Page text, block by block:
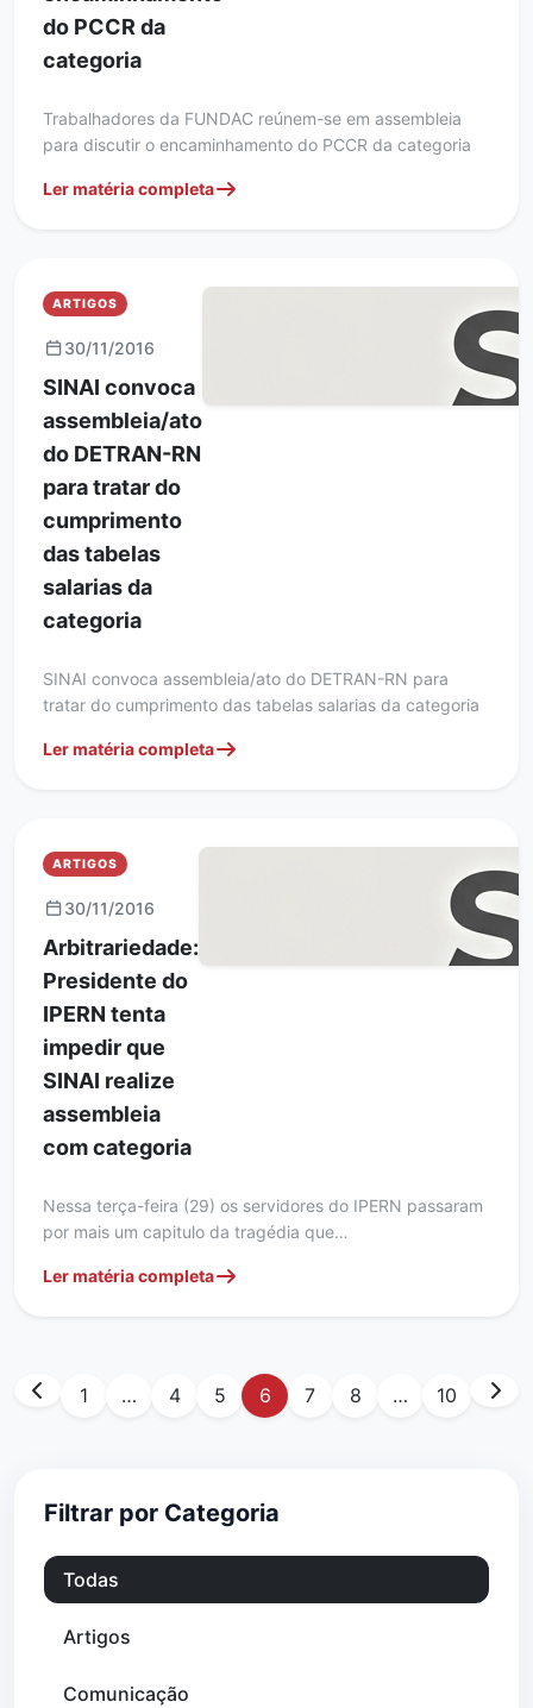
Filtrar por Categoria
Todas
Artigos
Comunicação
do PCCR da
categoria
Trabalhadores da FUNDAC reúnem-se em assembleia
para discutir o encaminhamento do PCCR da categoria
Ler matéria completa
ARTIGOS
30/11/2016
SINAI convoca
assembleia/ato
do DETRAN-RN
para tratar do
cumprimento
das tabelas
salarias da
categoria
SINAI convoca assembleia/ato do DETRAN-RN para
tratar do cumprimento das tabelas salarias da categoria
Ler matéria completa
ARTIGOS
30/11/2016
Arbitrariedade:
Presidente do
IPERN tenta
impedir que
SINAI realize
assembleia
com categoria
Nessa terça-feira (29) os servidores do IPERN passaram
por mais um capitulo da tragédia que…
Ler matéria completa
1 … 4 5 6 7 8 … 10